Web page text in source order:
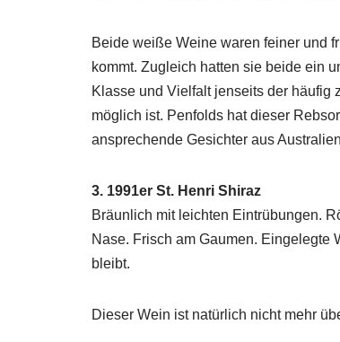
Beide weiße Weine waren feiner und
kommt. Zugleich hatten sie beide ein
Klasse und Vielfalt jenseits der
möglich ist. Penfolds hat dieser
ansprechende Gesichter aus
3. 1991er St. Henri Shiraz
Bräunlich mit leichten Eintrübungen.
Nase. Frisch am Gaumen. Eingelegte
bleibt.
Dieser Wein ist natürlich nicht mehr